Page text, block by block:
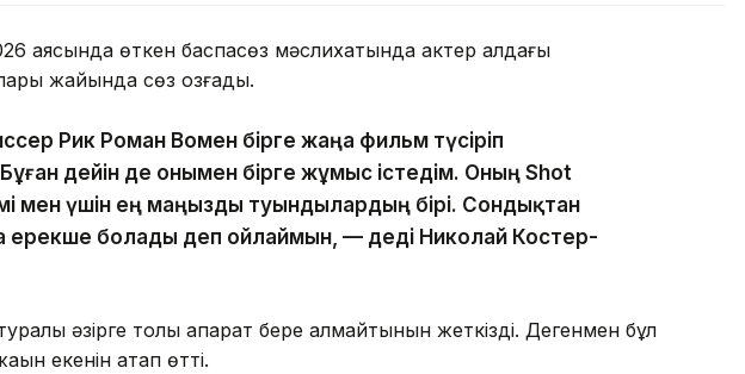
аясында өткен баспасөз мәслихатында актер алдағы
жайында сөз қозғады.
Рик Роман Вомен бірге жаңа фильм түсіріп
дейін де онымен бірге жұмыс істедім. Оның Shot
мен үшін ең маңызды туындылардың бірі. Сондықтан
ерекше болады деп ойлаймын, — деді Николай Костер-
әзірге толық ақпарат бере алмайтынын жеткізді. Дегенмен бұл
екенін атап өтті.